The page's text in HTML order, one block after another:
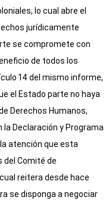
lo cual abre el
jurídicamente
se compromete con
de todos los
14 del mismo informe,
el Estado parte no haya
Derechos Humanos,
Declaración y Programa
la atención que esta
del Comité de
reitera desde hace
se disponga a negociar